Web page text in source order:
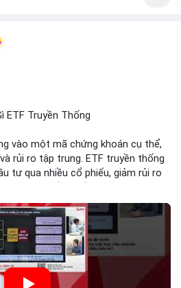
ETF Truyền Thống
vào một mã chứng khoán cụ thể,
rủi ro tập trung. ETF truyền thống
tư qua nhiều cổ phiếu, giảm rủi ro
thị trường.